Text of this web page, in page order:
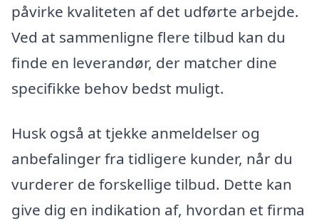
påvirke kvaliteten af det udførte arbejde.
Ved at sammenligne flere tilbud kan du
finde en leverandør, der matcher dine
specifikke behov bedst muligt.
Husk også at tjekke anmeldelser og
anbefalinger fra tidligere kunder, når du
vurderer de forskellige tilbud. Dette kan
give dig en indikation af, hvordan et firma